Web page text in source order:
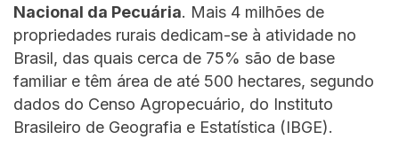
Nacional da Pecuária. Mais 4 milhões de
propriedades rurais dedicam-se à atividade no
Brasil, das quais cerca de 75% são de base
familiar e têm área de até 500 hectares, segundo
dados do Censo Agropecuário, do Instituto
Brasileiro de Geografia e Estatística (IBGE).